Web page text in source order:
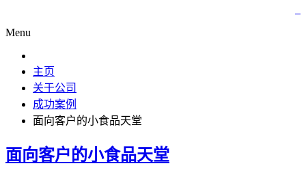
Menu
主页
关于公司
成功案例
面向客户的小食品天堂
面向客户的小食品天堂